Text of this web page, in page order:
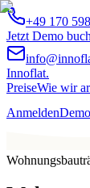
+49 170
Jetzt Demo
Innoflat.
PreiseWie wir
Anmelden